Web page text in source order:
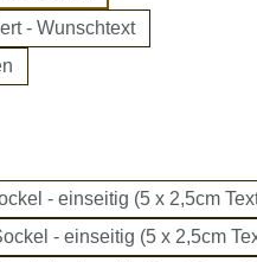
- Wunschtext
- einseitig (5 x 2,5cm
- einseitig (5 x 2,5cm